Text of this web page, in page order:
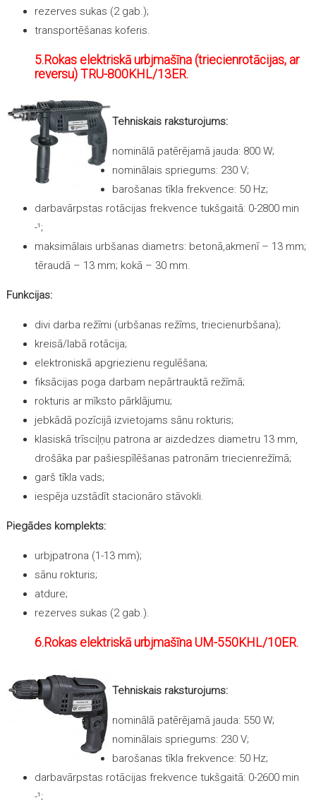
rezerves sukas (2 gab.);
transportēšanas koferis.
5.Rokas elektriskā urbjmašīna (triecienrotācijas, ar
reversu) TRU-800KHL/13ER.
Tehniskais raksturojums:
nominālā patērējamā jauda: 800 W;
nominālais spriegums: 230 V;
barošanas tīkla frekvence: 50 Hz;
darbavārpstas rotācijas frekvence tukšgaitā: 0-2800 min
-¹;
maksimālais urbšanas diametrs: betonā,akmenī – 13 mm;
tēraudā – 13 mm; kokā – 30 mm.
Funkcijas:
divi darba režīmi (urbšanas režīms, triecienurbšana);
kreisā/labā rotācija;
elektroniskā apgriezienu regulēšana;
fiksācijas poga darbam nepārtrauktā režīmā;
rokturis ar mīksto pārklājumu;
jebkādā pozīcijā izvietojams sānu rokturis;
klasiskā trīsciļņu patrona ar aizdedzes diametru 13 mm,
drošāka par pašiespīlēšanas patronām triecienrežīmā;
garš tīkla vads;
iespēja uzstādīt stacionāro stāvokli.
Piegādes komplekts:
urbjpatrona (1-13 mm);
sānu rokturis;
atdure;
rezerves sukas (2 gab.).
6.Rokas elektriskā urbjmašīna UM-550KHL/10ER.
Tehniskais raksturojums:
nominālā patērējamā jauda: 550 W;
nominālais spriegums: 230 V;
barošanas tīkla frekvence: 50 Hz;
darbavārpstas rotācijas frekvence tukšgaitā: 0-2600 min
-¹;